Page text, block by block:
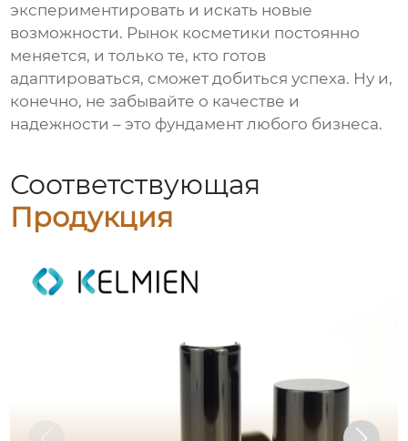
экспериментировать и искать новые
возможности. Рынок косметики постоянно
меняется, и только те, кто готов
адаптироваться, сможет добиться успеха. Ну и,
конечно, не забывайте о качестве и
надежности – это фундамент любого бизнеса.
Соответствующая
Продукция